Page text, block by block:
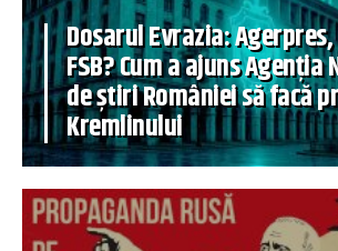
Dosarul Evrazia:
FSB? Cum a ajuns Agenția
de știri României să facă
Kremlinului